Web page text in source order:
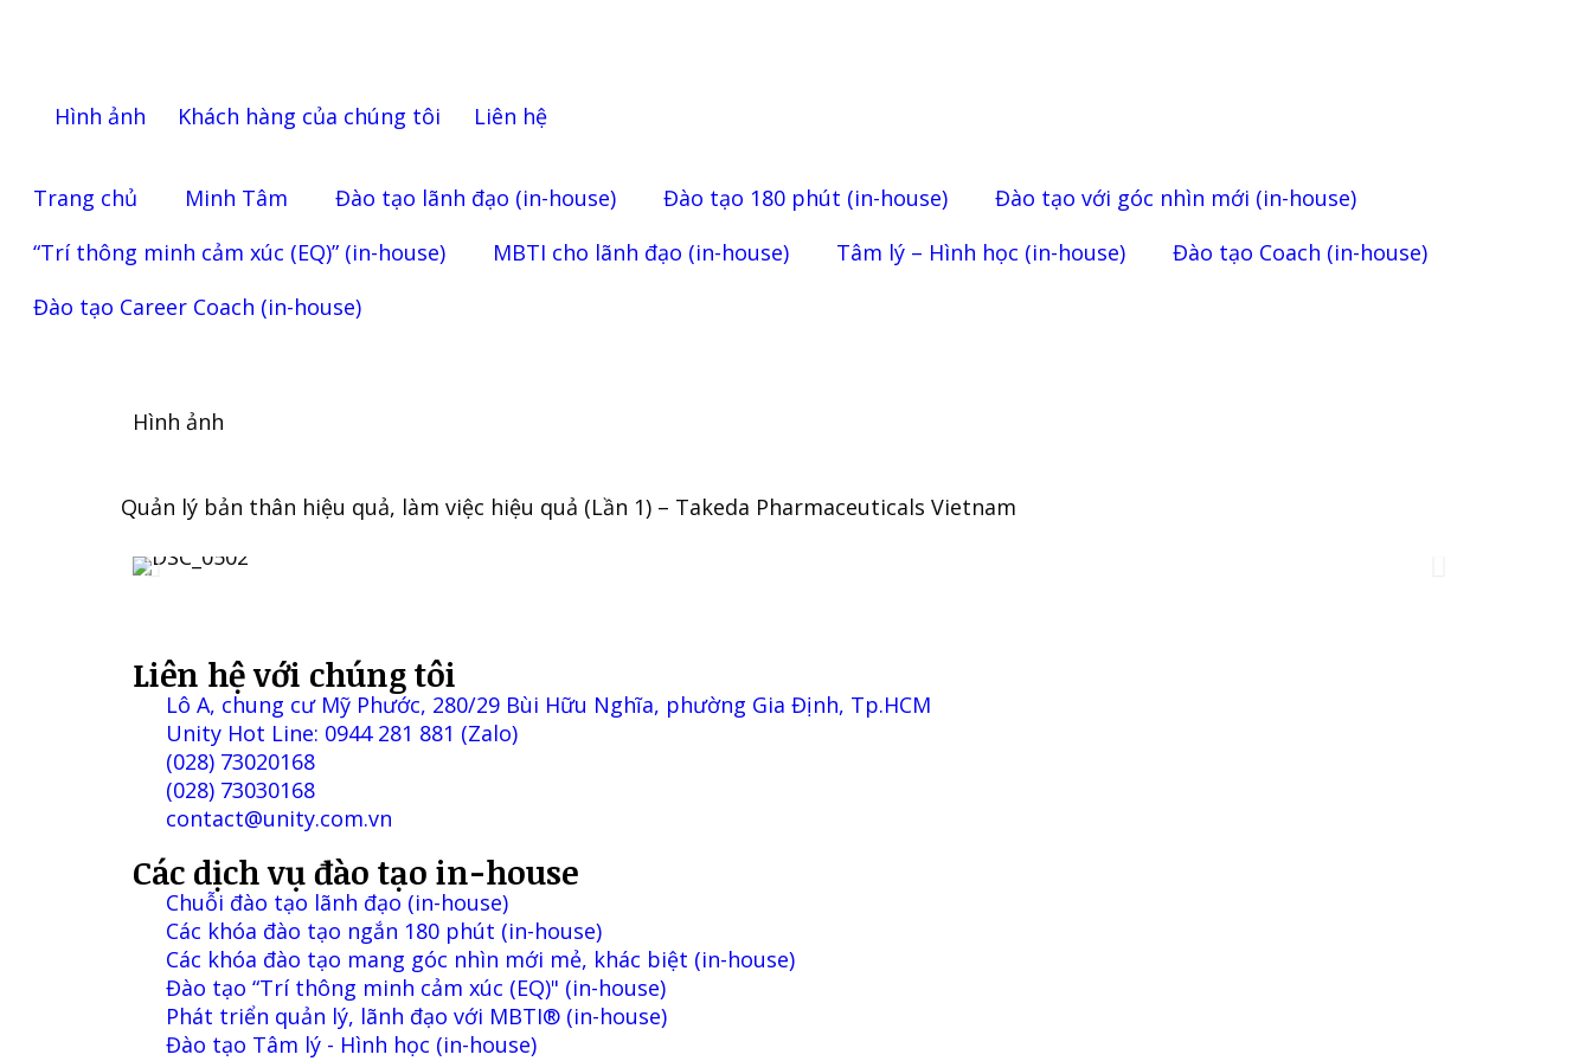
Hình ảnh Khách hàng của chúng tôi Liên hệ
Trang chủ Minh Tâm Đào tạo lãnh đạo (in-house) Đào tạo 180 phút (in-house)
Đào tạo với góc nhìn mới (in-house)
“Trí thông minh cảm xúc (EQ)” (in-house)
MBTI cho lãnh đạo (in-house) Tâm lý – Hình học (in-house)
Đào tạo Coach (in-house)
Đào tạo Career Coach (in-house)
Hình ảnh
Quản lý bản thân hiệu quả, làm việc hiệu quả (Lần 1) – Takeda Pharmaceuticals Vietnam
Liên hệ với chúng tôi
Lô A, chung cư Mỹ Phước, 280/29 Bùi Hữu Nghĩa, phường Gia Định, Tp.HCM
Unity Hot Line: 0944 281 881 (Zalo)
(028) 73020168
(028) 73030168
contact@unity.com.vn
Các dịch vụ đào tạo in-house
Chuỗi đào tạo lãnh đạo (in-house)
Các khóa đào tạo ngắn 180 phút (in-house)
Các khóa đào tạo mang góc nhìn mới mẻ, khác biệt (in-house)
Đào tạo “Trí thông minh cảm xúc (EQ)" (in-house)
Phát triển quản lý, lãnh đạo với MBTI® (in-house)
Đào tạo Tâm lý - Hình học (in-house)